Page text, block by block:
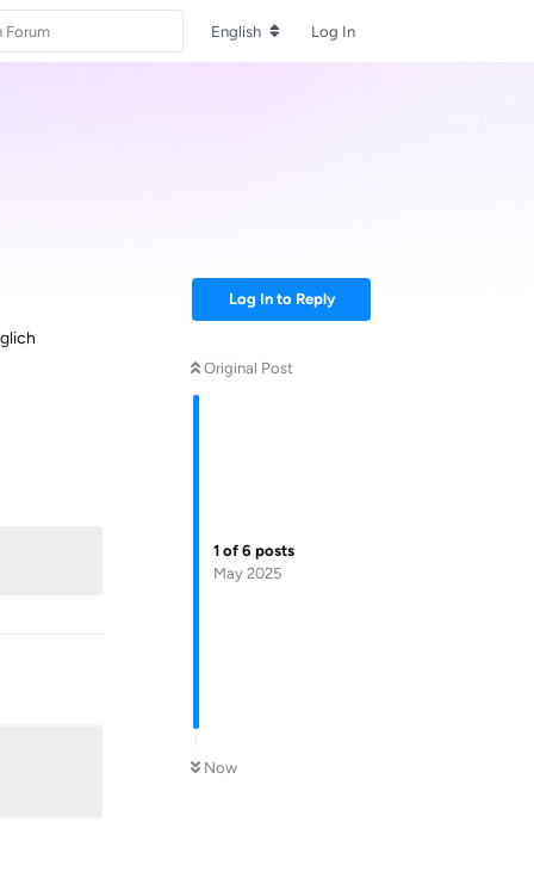
English Log In
Log In to Reply
Original Post
1 of 6 posts
May 2025
Now